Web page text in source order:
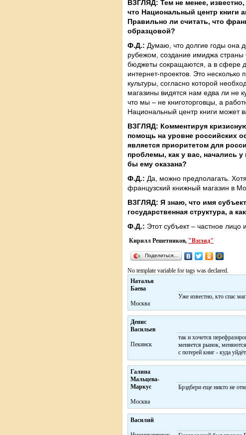
ВЗГЛЯД: Тем не менее,
что Национальный центр книги
Правильно ли считать, что
образцовой?
Ф.Д.: Думаю, что долгие годы она
рубежом, создание имиджа страны
бюджеты сокращаются, а в сфере
интернет-проектов. Это несколько
культуры, согласно которой
магазины видятся нам едва ли не
что мы – не книготорговцы, а
Национальный центр книги может
ВЗГЛЯД: Комментируя
помощь на уровне российских
является приоритетом для
проблемы, как у вас, начались
бы ему оказана?
Ф.Д.: Да, можно предполагать.
французский книжный магазин в
ВЗГЛЯД: Я знаю, что имя
государственная структура, а
Ф.Д.: Этот субъект – частное лицо
Кирилл Решетников, "Взгляд"
Поделиться…
No template variable for tags was declared.
Наталья
Баева
Москва
Уже известно, кто спас
Денис
Васильев
Пекинск
так и хочется
меняется рынок,
с потерей книг - куда
Галина
Мальцева-
Маркус
Москва
Брэдбери еще никто не
Василий